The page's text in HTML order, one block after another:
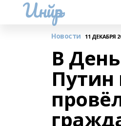
Инйәр
Новости 11 ДЕКАБРЯ
В